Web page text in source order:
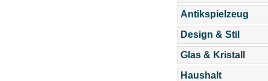
Antikspielzeug
Design & Stil
Glas & Kristall
Haushalt